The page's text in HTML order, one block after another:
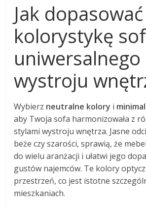
Jak
kolorystykę
uniwersalnego
wystroju
Wybierz neutralne kolory i
aby Twoja sofa harmonizowała z
stylami wystroju wnętrza. Jasne
beże czy szarości, sprawią, że
do wielu aranżacji i ułatwi jego
gustów najemców. Te kolory
przestrzeń, co jest istotne
mieszkaniach.